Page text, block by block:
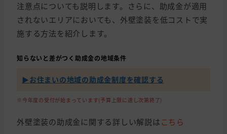
注意点についても説明します。さらに、助成金が適用
されないエリアにおいても、外壁塗装を低コストで実
施する方法を紹介します。
知らないと差がつく助成金の地域条件
▶︎お住まいの地域の助成金制度を確認する
※今年度の受付が始まっています(予算上限に達し次第終了)
外壁塗装の助成金に関する詳しい解説は こちら